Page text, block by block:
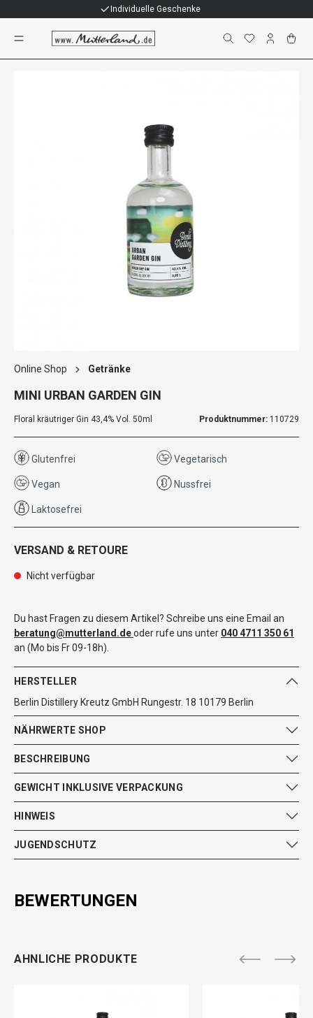
Individuelle Geschenke
Online Shop Getränke
MINI URBAN GARDEN GIN
Floral kräutriger Gin 43,4% Vol. 50ml Produktnummer: 110729
Glutenfrei Vegetarisch
Vegan Nussfrei
Laktosefrei
VERSAND & RETOURE
Nicht verfügbar
Du hast Fragen zu diesem Artikel? Schreibe uns eine Email an
beratung@mutterland.deoder rufe uns unter 040 4711 350 61
an (Mo bis Fr 09-18h).
HERSTELLER
Berlin Distillery Kreutz GmbH Rungestr. 18 10179 Berlin
NÄHRWERTE SHOP
BESCHREIBUNG
GEWICHT INKLUSIVE VERPACKUNG
HINWEIS
JUGENDSCHUTZ
BEWERTUNGEN
AHNLICHE PRODUKTE